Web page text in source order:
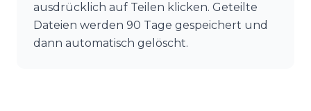
ausdrücklich auf Teilen klicken. Geteilte
Dateien werden 90 Tage gespeichert und
dann automatisch gelöscht.